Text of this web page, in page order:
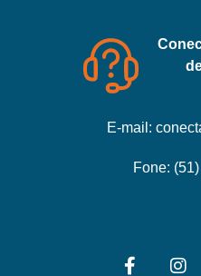
E-mail:
Fone: